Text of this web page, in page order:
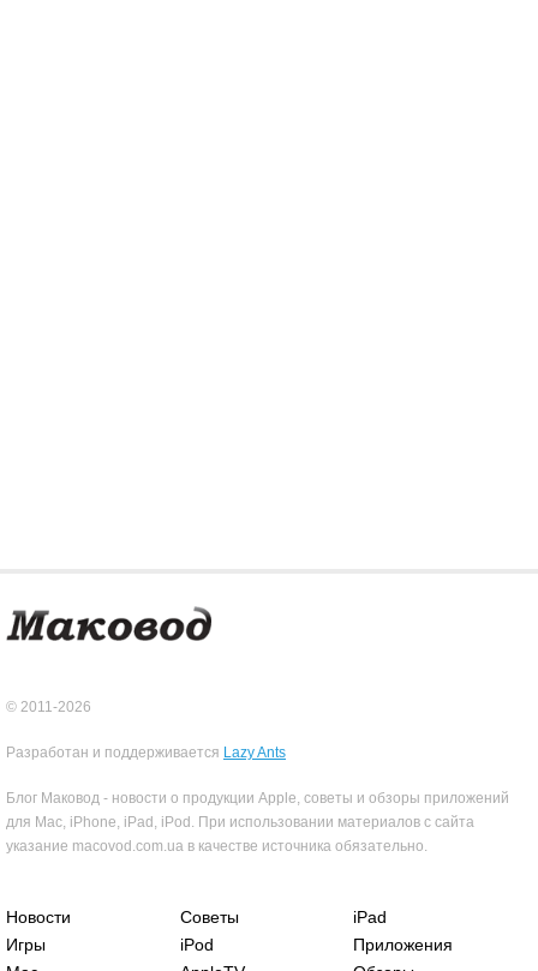
© 2011-2026
Разработан и поддерживается Lazy Ants
Блог Маковод - новости о продукции Apple, советы и обзоры приложений
для Mac, iPhone, iPad, iPod. При использовании материалов с сайта
указание macovod.com.ua в качестве источника обязательно.
Новости Советы
iPad
Игры
iPod
Приложения